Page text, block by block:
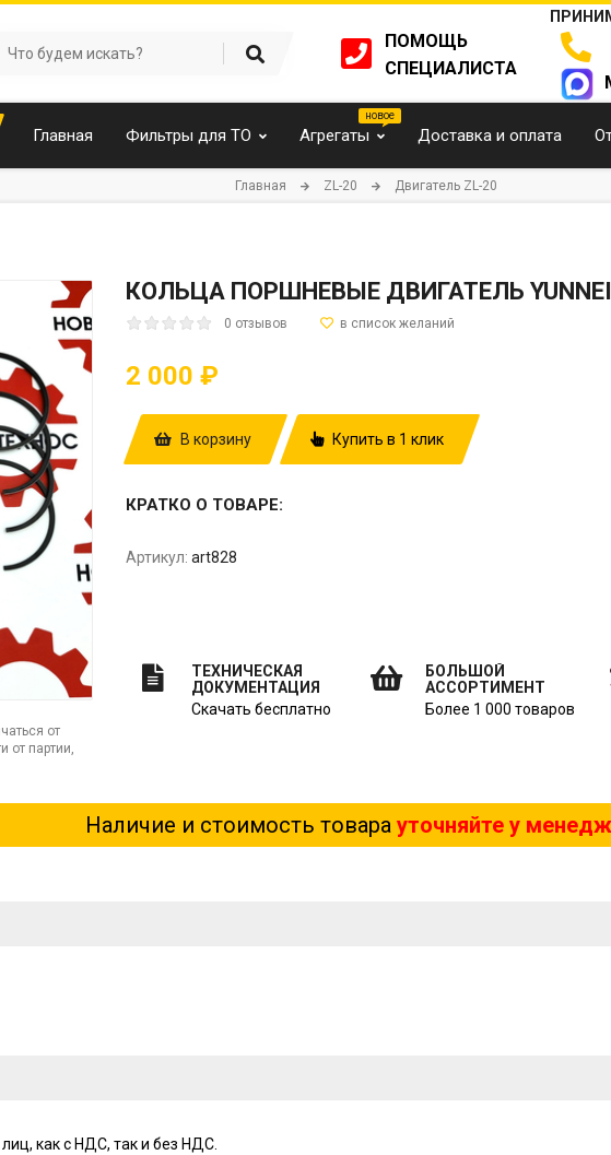
ПОМОЩЬ
СПЕЦИАЛИСТА
Главная Фильтры для ТО Агрегаты Доставка и оплата
Главная ZL-20 Двигатель ZL-20
от
от партии,
КОЛЬЦА ПОРШНЕВЫЕ ДВИГАТЕЛЬ YUNNEI
0 отзывов
2 000 ₽
В корзину Купить в 1 клик
КРАТКО О ТОВАРЕ:
Артикул: art828
ТЕХНИЧЕСКАЯ
ДОКУМЕНТАЦИЯ
Скачать бесплатно
БОЛЬШОЙ
АССОРТИМЕНТ
Более 1 000 товаров
Наличие и стоимость товара уточняйте у
как с НДС, так и без НДС.